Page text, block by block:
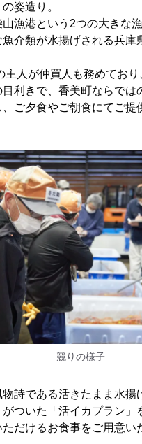
姿造り。
漁港という2つの大きな
介類が水揚げされる兵庫
主人が仲買人も務めてお
利きで、香美町ならでは
ご夕食やご朝食にてご提
競りの様子
詩である活きたまま水揚
ついた「活イカプラン」
だけるお食事をご用意い